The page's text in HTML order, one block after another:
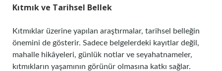
Kıtmık ve Tarihsel Bellek
Kıtmıklar üzerine yapılan araştırmalar, tarihsel belleğin
önemini de gösterir. Sadece belgelerdeki kayıtlar değil,
mahalle hikâyeleri, günlük notlar ve seyahatnameler,
kıtmıkların yaşamının görünür olmasına katkı sağlar.